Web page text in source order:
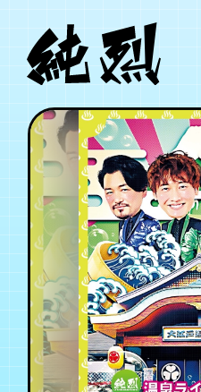
お知らせ
NEWS
日
紹介
PROFILE
作
グッズ
GOODS
ホ
年会員制
会員登録
チケット
FC TICKET
お知
FC
月会員制ファンク